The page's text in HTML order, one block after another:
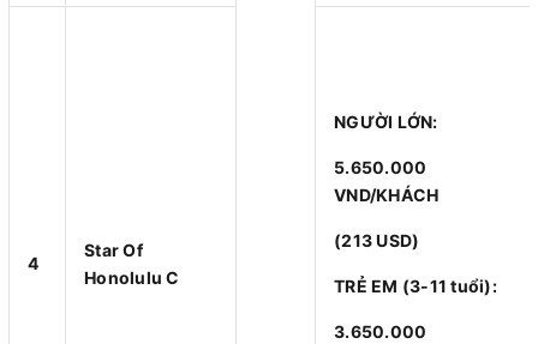
4
Star Of
Honolulu C
NGƯỜI LỚN:
5.650.000
VND/KHÁCH
(213 USD)
TRẺ EM (3-11 tuổi):
3.650.000